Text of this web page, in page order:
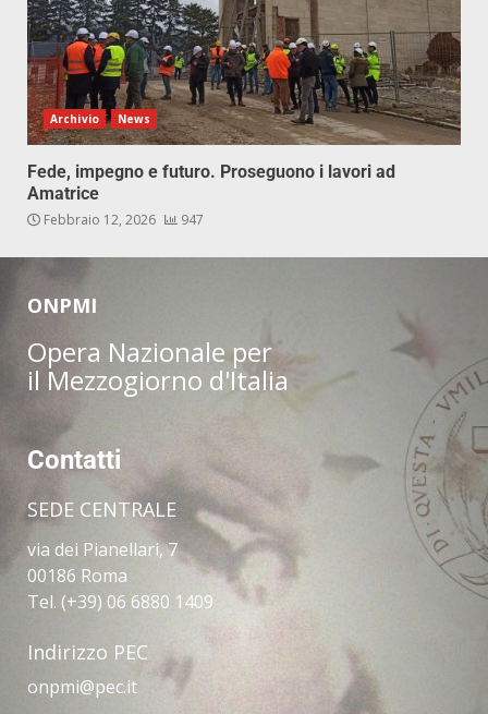
Archivio News
Fede, impegno e futuro. Proseguono i lavori ad
Amatrice
Febbraio 12, 2026 947
ONPMI
Opera Nazionale per
il Mezzogiorno d'Italia
Contatti
SEDE CENTRALE
via dei Pianellari, 7
00186 Roma
Tel. (+39) 06 6880 1409
Indirizzo PEC
onpmi@pec.it